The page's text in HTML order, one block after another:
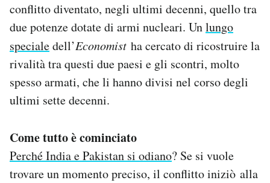
Hai bisogno di aiuto?
Esci
conflitto diventato, negli ultimi decenni, quello tra
due potenze dotate di armi nucleari. Unlungo
specialedell’Economist ha cercato di ricostruire la
rivalità tra questi due paesi e gli scontri, molto
spesso armati, che li hanno divisi nel corso degli
ultimi sette decenni.
Come tutto è cominciato
Perché India e Pakistan si odiano? Se si vuole
trovare un momento preciso, il conflitto iniziò alla